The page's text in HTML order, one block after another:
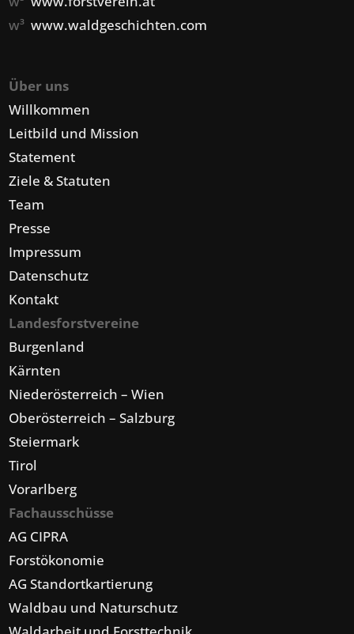
w³www.waldgeschichten.com
Über uns
Willkommen
Leitbild und Mission
Statement
Ziele & Statuten
Team
Presse
Impressum
Datenschutz
Kontakt
Landesforstvereine
Burgenland
Kärnten
Niederösterreich – Wien
Oberösterreich – Salzburg
Steiermark
Tirol
Vorarlberg
Fachausschüsse
AG CIPRA
Forstökonomie
AG Standortkartierung
Waldbau und Naturschutz